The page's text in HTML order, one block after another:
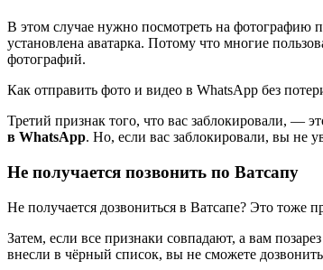
В этом случае нужно посмотреть на фотографию
установлена аватарка. Потому что многие
фотографий.
Как отправить фото и видео в WhatsApp без
Третий признак того, что вас заблокировали, —
в WhatsApp. Но, если вас заблокировали, вы не
Не получается позвонить по Ватсапу
Не получается дозвониться в Ватсапе? Это тоже
Затем, если все признаки совпадают, а вам
внесли в чёрный список, вы не сможете